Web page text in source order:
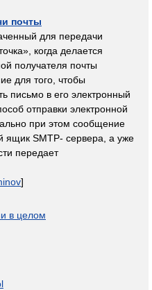
почты
для передачи
когда делается
получателя почты
для того, чтобы
письмо в его электронный
отправки электронной
при этом сообщение
ящик SMTP- сервера, а уже
передает
]
в целом